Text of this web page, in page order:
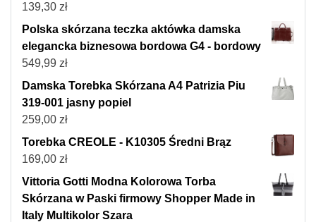
139,30 zł
Polska skórzana teczka aktówka damska
elegancka biznesowa bordowa G4 - bordowy
549,99 zł
Damska Torebka Skórzana A4 Patrizia Piu
319-001 jasny popiel
259,00 zł
Torebka CREOLE - K10305 Średni Brąz
169,00 zł
Vittoria Gotti Modna Kolorowa Torba
Skórzana w Paski firmowy Shopper Made in
Italy Multikolor Szara